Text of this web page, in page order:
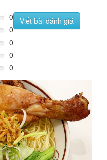
0
0
0
0
0
Viết bài đánh giá